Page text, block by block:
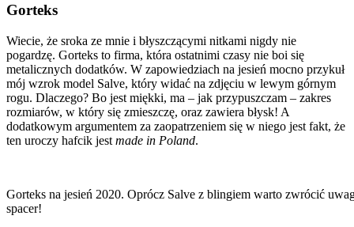
Gorteks
Wiecie, że sroka ze mnie i błyszczącymi nitkami nigdy nie
pogardzę. Gorteks to firma, która ostatnimi czasy nie boi się
metalicznych dodatków. W zapowiedziach na jesień mocno przykuł
mój wzrok model Salve, który widać na zdjęciu w lewym górnym
rogu. Dlaczego? Bo jest miękki, ma – jak przypuszczam – zakres
rozmiarów, w który się zmieszczę, oraz zawiera błysk! A
dodatkowym argumentem za zaopatrzeniem się w niego jest fakt, że
ten uroczy hafcik jest made in Poland.
Gorteks na jesień 2020. Oprócz Salve z blingiem warto zwrócić
spacer!